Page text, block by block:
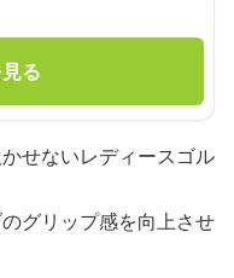
る
せないレディースゴル
グリップ感を向上させ